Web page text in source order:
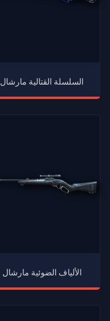
السلسلة القتالية مارشال
الألياف الضوئية مارشال